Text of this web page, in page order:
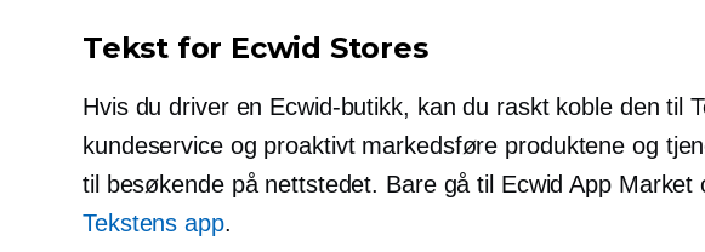
Tekst for Ecwid Stores
Hvis du driver en Ecwid-butikk, kan du raskt koble den til
kundeservice og proaktivt markedsføre produktene og
til besøkende på nettstedet. Bare gå til Ecwid App Market
Tekstens app.